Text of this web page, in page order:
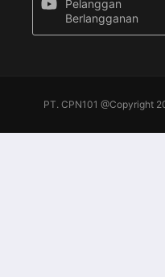
Pelanggan
Berlangganan
PT. CPN101 @Copyright